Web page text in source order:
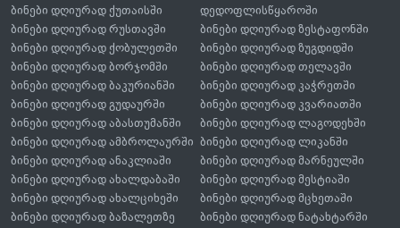
ბინები დღიურად ქუთაისში
ბინები დღიურად რუსთავში
ბინები დღიურად ქობულეთში
ბინები დღიურად ბორჯომში
ბინები დღიურად ბაკურიანში
ბინები დღიურად გუდაურში
ბინები დღიურად აბასთუმანში
ბინები დღიურად ამბროლაურში
ბინები დღიურად ანაკლიაში
ბინები დღიურად ახალდაბაში
ბინები დღიურად ახალციხეში
ბინები დღიურად ბაზალეთზე
დედოფლისწყაროში
ბინები დღიურად ზესტაფონში
ბინები დღიურად ზუგდიდში
ბინები დღიურად თელავში
ბინები დღიურად კაჭრეთში
ბინები დღიურად კვარიათში
ბინები დღიურად ლაგოდეხში
ბინები დღიურად ლიკანში
ბინები დღიურად მარნეულში
ბინები დღიურად მესტიაში
ბინები დღიურად მცხეთაში
ბინები დღიურად ნატახტარში